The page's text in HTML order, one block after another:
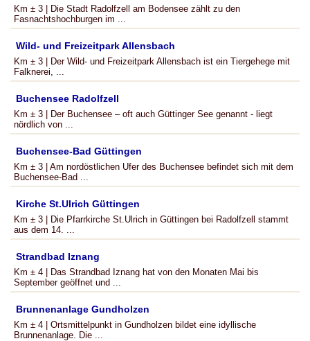
Km ± 3 | Die Stadt Radolfzell am Bodensee zählt zu den
Fasnachtshochburgen im ...
Wild- und Freizeitpark Allensbach
Km ± 3 | Der Wild- und Freizeitpark Allensbach ist ein Tiergehege mit
Falknerei, ...
Buchensee Radolfzell
Km ± 3 | Der Buchensee – oft auch Güttinger See genannt - liegt
nördlich von ...
Buchensee-Bad Güttingen
Km ± 3 | Am nordöstlichen Ufer des Buchensee befindet sich mit dem
Buchensee-Bad ...
Kirche St.Ulrich Güttingen
Km ± 3 | Die Pfarrkirche St.Ulrich in Güttingen bei Radolfzell stammt
aus dem 14. ...
Strandbad Iznang
Km ± 4 | Das Strandbad Iznang hat von den Monaten Mai bis
September geöffnet und ...
Brunnenanlage Gundholzen
Km ± 4 | Ortsmittelpunkt in Gundholzen bildet eine idyllische
Brunnenanlage. Die ...